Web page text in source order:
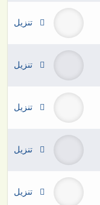
تنزيل
تنزيل
تنزيل
تنزيل
تنزيل